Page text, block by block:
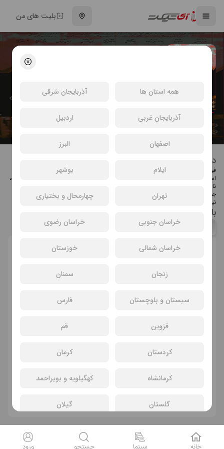
بلیت های من
همه استان ها آذربایجان شرقی
آذربایجان غربی اردبیل
اصفهان البرز
ایلام بوشهر
تهران چهارمحال و بختیاری
خراسان جنوبی خراسان رضوی
خراسان شمالی خوزستان
زنجان سمنان
سیستان و بلوچستان فارس
قزوین قم
کردستان کرمان
کرمانشاه کهگیلویه و بویراحمد
گلستان گیلان
فیلم آویختگی
انتخاب سینما و خرید بلیت فیلم آویختگی
درباره فیلم آویختگی
فیلم آویختگی به کارگردانی و نویسندگی مهدی رضایی و تهیه‌کنندگی عباس مرادیان
است که در گروه هنر و تجربه اکران می‌شود. محمد میرعلی، آتنا تندرو، صبا صدیق‌زاده،
نازی خاتمی، کامران طاهری و … بازیگران این فیلم هستند. خلاصه داستان: داستان
جوانی به نام امیر را به تصویر می‌کشد که ترانه‌سرا و معتاد به مواد توهم‌زا است. یلدا
نیز که بازیگر تئاتر است…
بازیگران فیلم آویختگی
محمد میر علی صبا صدیق زاده
انتخاب سانس و سینما
خانه سینما جستجو ورود